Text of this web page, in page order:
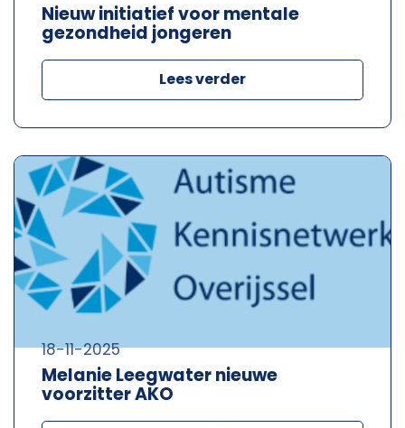
Nieuw initiatief voor mentale
gezondheid jongeren
Lees verder
Melanie Leegwater nieuwe
voorzitter AKO
18-11-2025